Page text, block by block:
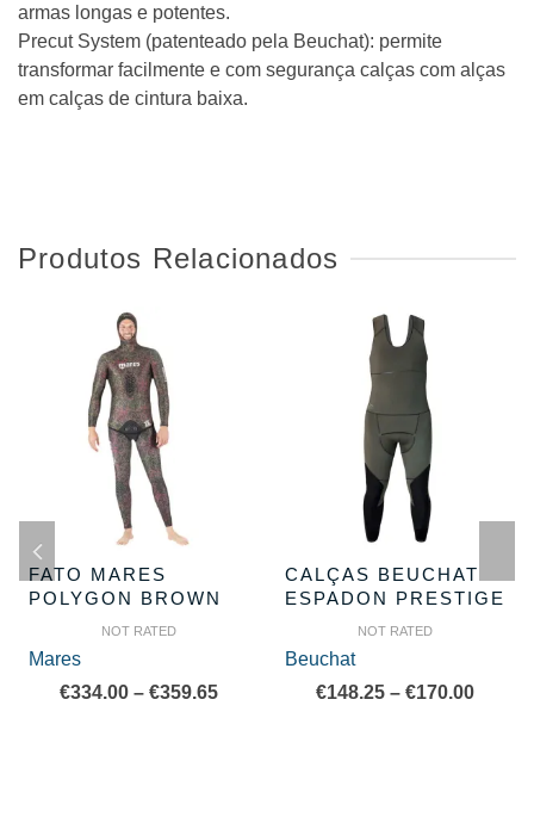
armas longas e potentes.
Precut System (patenteado pela Beuchat): permite
transformar facilmente e com segurança calças com alças
em calças de cintura baixa.
Produtos Relacionados
FATO MARES
POLYGON BROWN
NOT RATED
Mares
€334.00 – €359.65Price
CALÇAS BEUCHAT
ESPADON PRESTIGE
NOT RATED
Beuchat
€148.25 – €170.00Price